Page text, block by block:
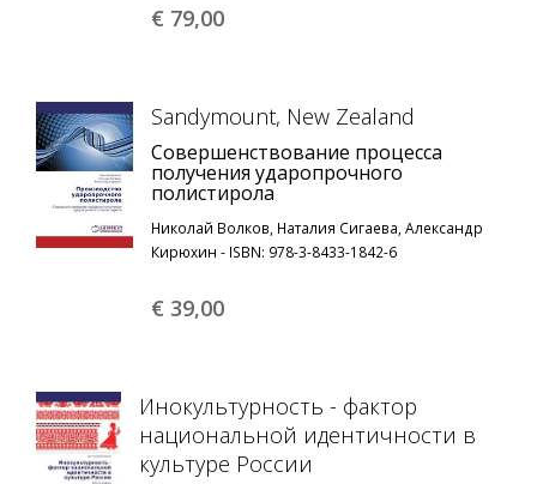
€ 79,00
Sandymount, New Zealand
Совершенствование процесса
получения ударопрочного
полистирола
Николай Волков, Наталия Сигаева, Александр
Кирюхин - ISBN: 978-3-8433-1842-6
€ 39,00
Инокультурность - фактор
национальной идентичности в
культуре России